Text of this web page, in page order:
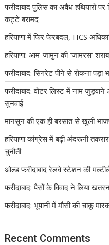
फरीदाबाद पुलिस का अवैध हथियारों
कट्टे बरामद
हरियाणा में फिर फेरबदल, HCS
हरियाणा: आम-जामुन की ‘जामरस’
फरीदाबाद: सिगरेट पीने से रोकना
फरीदाबाद: वोटर लिस्ट में नाम
सुनवाई
मानसून की एक ही बरसात से खुली
हरियाणा कांग्रेस में बढ़ी अंदरूनी
चुनौती
ओल्ड फरीदाबाद रेलवे स्टेशन की
फरीदाबाद: पैसों के विवाद ने लिया
फरीदाबाद: भूपानी में मौसी की चाकू
Recent Comments